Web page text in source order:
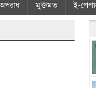
অপরাধ মুক্তমত ই-